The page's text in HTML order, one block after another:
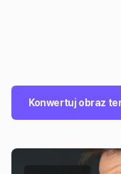
Konwertuj obraz